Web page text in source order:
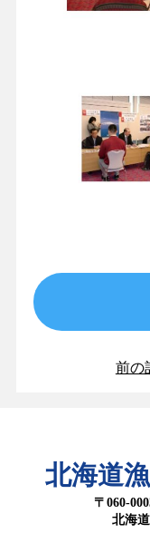
前の
北海道
〒060-
北海